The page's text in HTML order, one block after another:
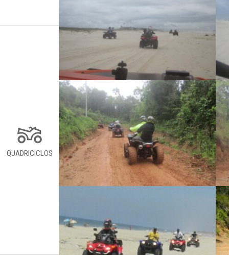
QUADRICICLOS